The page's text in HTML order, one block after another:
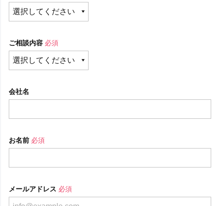
ご相談内容 必須
会社名
お名前 必須
メールアドレス 必須